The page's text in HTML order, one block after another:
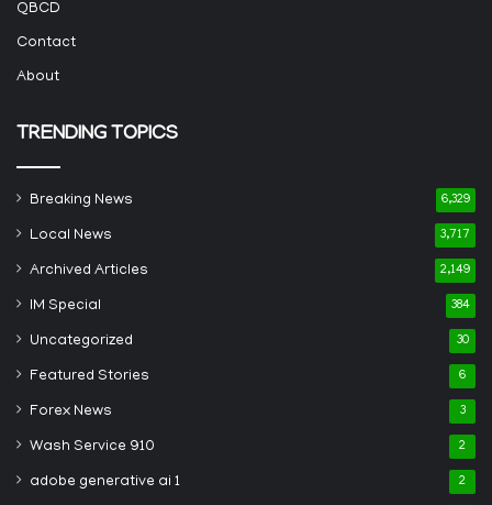
QBCD
Contact
About
TRENDING TOPICS
Breaking News 6,329
Local News 3,717
Archived Articles 2,149
IM Special 384
Uncategorized 30
Featured Stories 6
Forex News 3
Wash Service 910 2
adobe generative ai 1 2